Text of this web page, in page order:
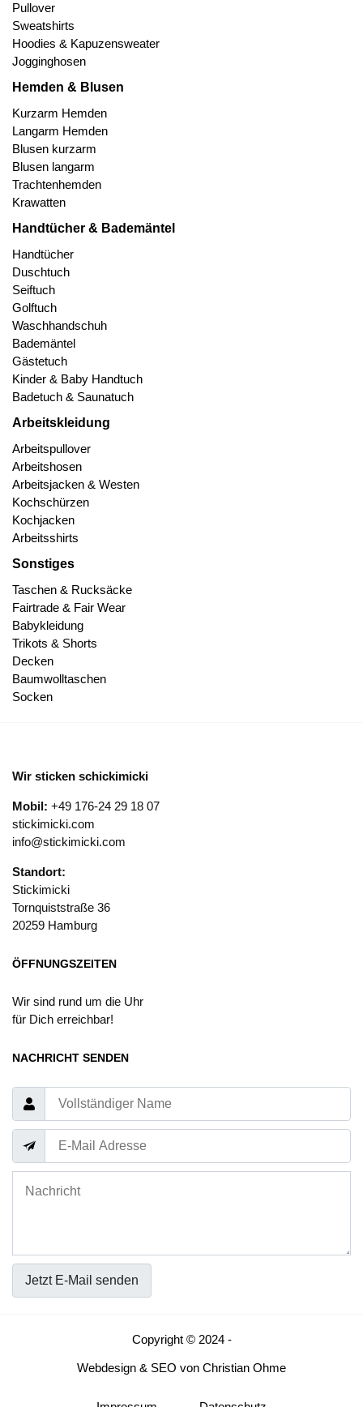
Pullover
Sweatshirts
Hoodies & Kapuzensweater
Jogginghosen
Hemden & Blusen
Kurzarm Hemden
Langarm Hemden
Blusen kurzarm
Blusen langarm
Trachtenhemden
Krawatten
Handtücher & Bademäntel
Handtücher
Duschtuch
Seiftuch
Golftuch
Waschhandschuh
Bademäntel
Gästetuch
Kinder & Baby Handtuch
Badetuch & Saunatuch
Arbeitskleidung
Arbeitspullover
Arbeitshosen
Arbeitsjacken & Westen
Kochschürzen
Kochjacken
Arbeitsshirts
Sonstiges
Taschen & Rucksäcke
Fairtrade & Fair Wear
Babykleidung
Trikots & Shorts
Decken
Baumwolltaschen
Socken
Wir sticken schickimicki
Mobil: +49 176-24 29 18 07
stickimicki.com
info@stickimicki.com
Standort:
Stickimicki
Tornquiststraße 36
20259 Hamburg
ÖFFNUNGSZEITEN
Wir sind rund um die Uhr
für Dich erreichbar!
NACHRICHT SENDEN
Jetzt E-Mail senden
Copyright © 2024 -
Webdesign & SEO von Christian Ohme